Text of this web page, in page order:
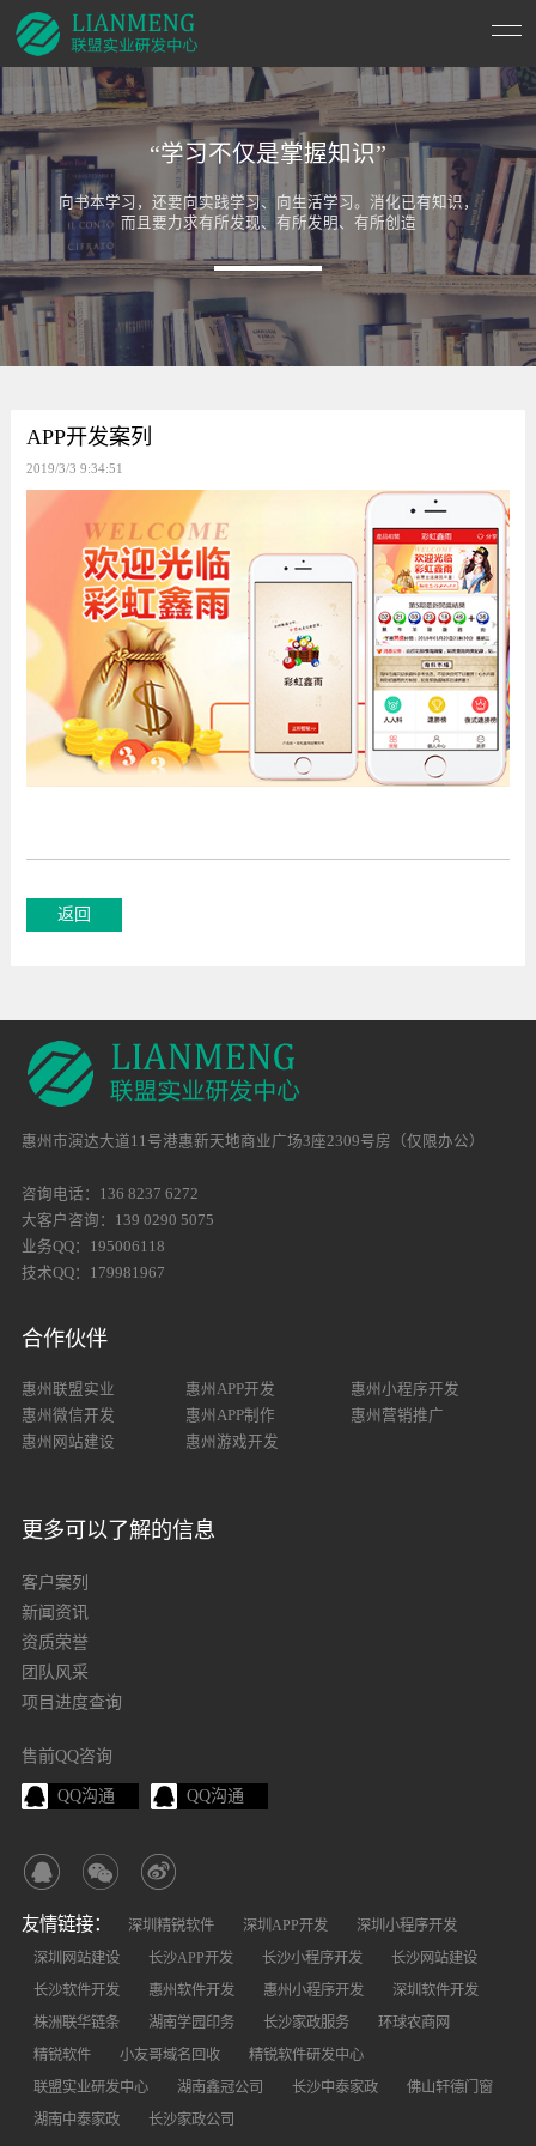
“学习不仅是掌握知识”
向书本学习，还要向实践学习、向生活学习。消化已有知识，
而且要力求有所发现、有所发明、有所创造
APP开发案列
2019/3/3 9:34:51
惠州市演达大道11号港惠新天地商业广场3座2309号房（仅限办公）
咨询电话：136 8237 6272
大客户咨询：139 0290 5075
业务QQ：195006118
技术QQ：179981967
合作伙伴
惠州联盟实业 惠州APP开发
惠州小程序开发
惠州微信开发
惠州APP制作
惠州营销推广
惠州网站建设
惠州游戏开发
更多可以了解的信息
客户案列
新闻资讯
资质荣誉
团队风采
项目进度查询
售前QQ咨询
QQ沟通 QQ沟通
友情链接： 深圳精锐软件 深圳APP开发
深圳小程序开发
深圳网站建设
长沙APP开发 长沙小程序开发
长沙网站建设
长沙软件开发
惠州软件开发 惠州小程序开发
深圳软件开发
株洲联华链条
湖南学园印务 长沙家政服务
环球农商网
精锐软件
小友哥域名回收
精锐软件研发中心
联盟实业研发中心
湖南鑫冠公司 长沙中泰家政
佛山轩德门窗
湖南中泰家政
长沙家政公司